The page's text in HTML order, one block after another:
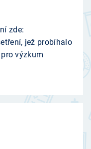
zde:
jež probíhalo
výzkum